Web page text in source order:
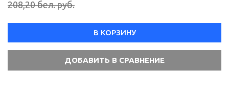
208,20 бел. руб.
В КОРЗИНУ